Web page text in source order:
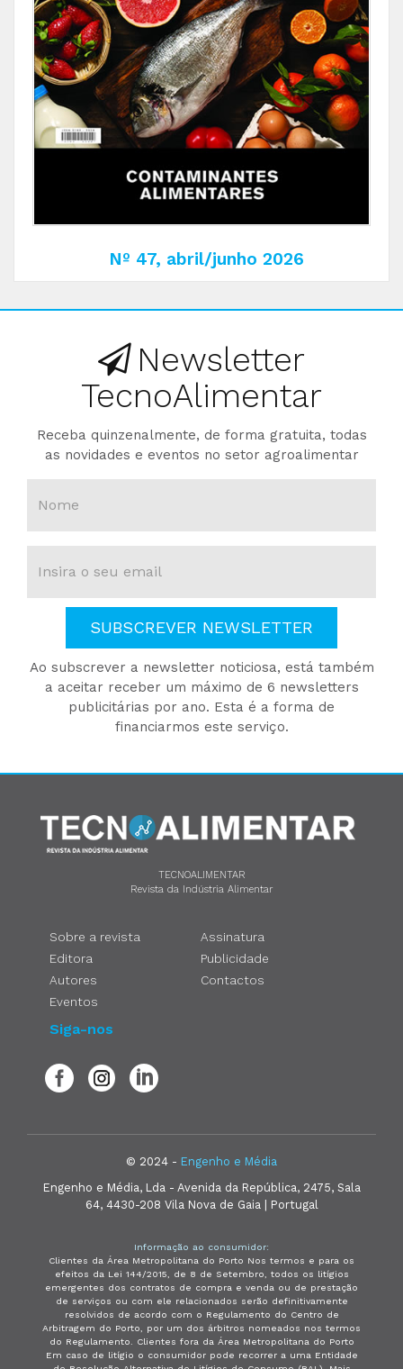
Nº 47, abril/junho 2026
Newsletter
TecnoAlimentar
Receba quinzenalmente, de forma gratuita, todas
as novidades e eventos no setor agroalimentar
SUBSCREVER NEWSLETTER
Ao subscrever a newsletter noticiosa, está também
a aceitar receber um máximo de 6 newsletters
publicitárias por ano. Esta é a forma de
financiarmos este serviço.
TECNOALIMENTAR
Revista da Indústria Alimentar
Sobre a revista
Editora
Autores
Eventos
Assinatura
Publicidade
Contactos
Siga-nos
© 2024 - Engenho e Média
Engenho e Média, Lda - Avenida da República, 2475, Sala
64, 4430-208 Vila Nova de Gaia | Portugal
Informação ao consumidor:
Clientes da Área Metropolitana do Porto Nos termos e para os
efeitos da Lei 144/2015, de 8 de Setembro, todos os litígios
emergentes dos contratos de compra e venda ou de prestação
de serviços ou com ele relacionados serão definitivamente
resolvidos de acordo com o Regulamento do Centro de
Arbitragem do Porto, por um dos árbitros nomeados nos termos
do Regulamento. Clientes fora da Área Metropolitana do Porto
Em caso de litígio o consumidor pode recorrer a uma Entidade